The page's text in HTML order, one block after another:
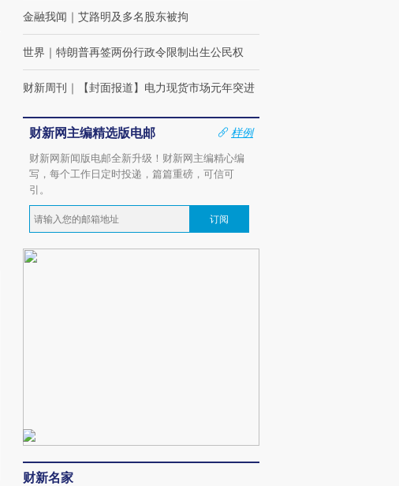
金融我闻 ｜ 艾路明及多名股东被拘
世界 ｜ 特朗普再签两份行政令限制出生公民权
财新周刊 ｜ 【封面报道】电力现货市场元年突进
财新网主编精选版电邮
样例
财新网新闻版电邮全新升级！财新网主编精心编
写，每个工作日定时投递，篇篇重磅，可信可
引。
订阅
财新名家